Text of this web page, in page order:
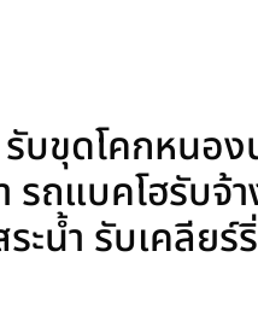
บขุดโคกหนอง
รถแบคโฮรับ
ะน้ำ รับเคลีย